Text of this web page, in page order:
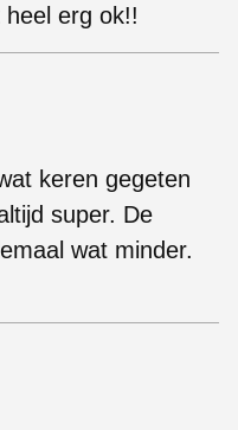
erg ok!!
keren gegeten
super. De
wat minder.